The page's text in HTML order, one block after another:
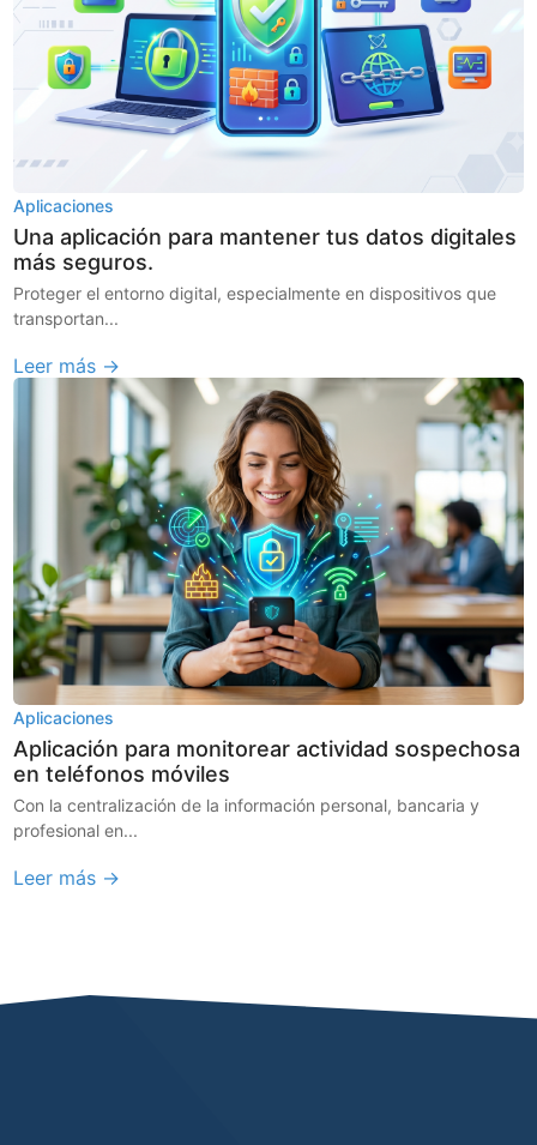
Aplicaciones
Una aplicación para mantener tus datos digitales
más seguros.
Proteger el entorno digital, especialmente en dispositivos que
transportan...
Leer más →
Aplicaciones
Aplicación para monitorear actividad sospechosa
en teléfonos móviles
Con la centralización de la información personal, bancaria y
profesional en...
Leer más →